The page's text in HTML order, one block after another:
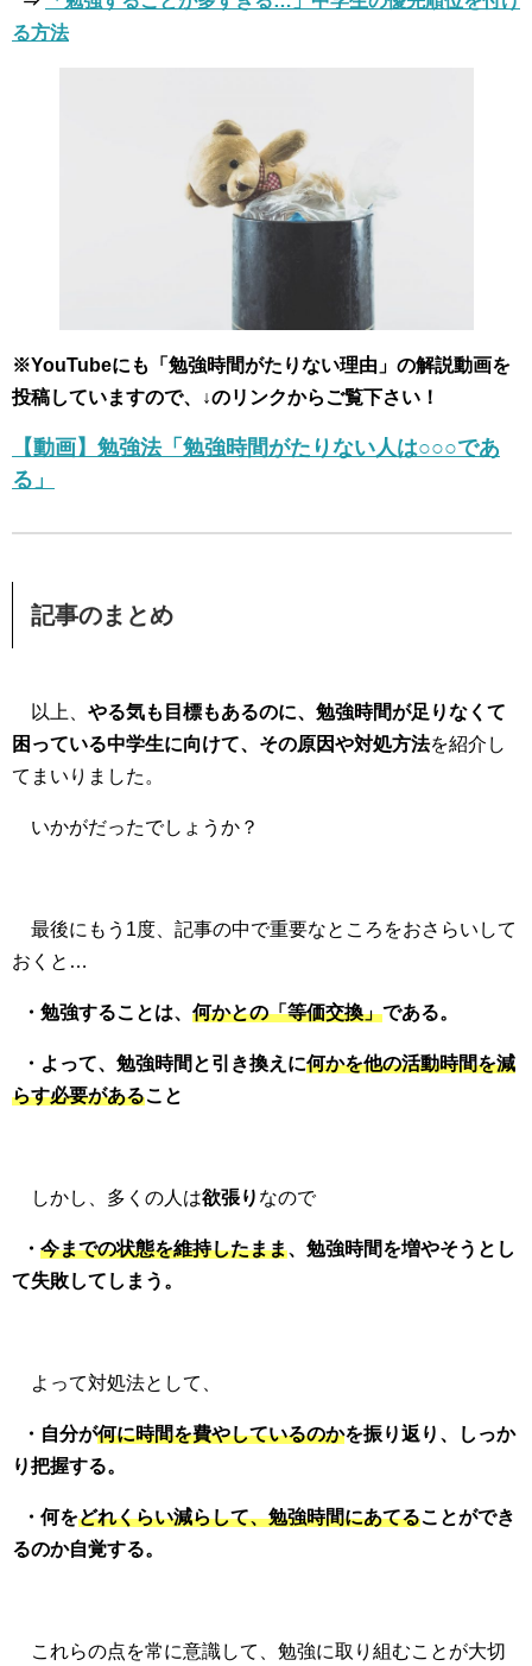
る方法
※YouTubeにも「勉強時間がたりない理由」の解説動画を
投稿していますので、↓のリンクからご覧下さい！
【動画】勉強法「勉強時間がたりない人は○○○であ
る」
記事のまとめ
以上、 やる気も目標もあるのに、勉強時間が足りなくて
困っている中学生に向けて、その原因や対処方法を紹介し
てまいりました。
いかがだったでしょうか？
最後にもう1度、記事の中で重要なところをおさらいして
おくと…
・勉強することは、 何かとの「等価交換」である。
・よって、勉強時間と引き換えに何かを他の活動時間を減
らす必要があること
しかし、多くの人は欲張り なので
・ 今までの状態を維持したまま、勉強時間を増やそうとし
て失敗してしまう。
よって対処法として、
・自分が何に時間を費やしているのかを振り返り、しっか
り把握する。
・何をどれくらい減らして、勉強時間にあてることができ
るのか自覚する。
これらの点を常に意識して、勉強に取り組むことが大切